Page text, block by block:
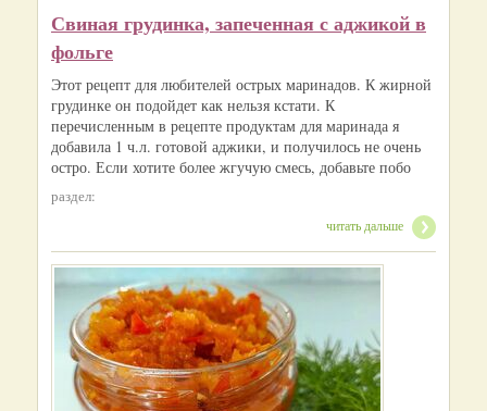
Свиная грудинка, запеченная с аджикой в
фольге
Этот рецепт для любителей острых маринадов. К жирной
грудинке он подойдет как нельзя кстати. К
перечисленным в рецепте продуктам для маринада я
добавила 1 ч.л. готовой аджики, и получилось не очень
остро. Если хотите более жгучую смесь, добавьте побо
раздел:
читать дальше